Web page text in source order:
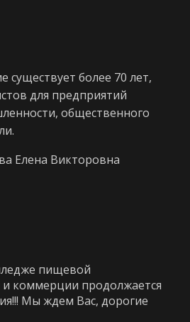
существует более 70 лет,
для предприятий
общественного
Елена Викторовна
пищевой
коммерции продолжается
Мы ждем Вас, дорогие